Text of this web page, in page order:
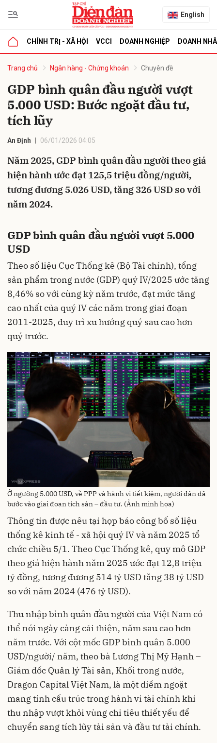
English
CHÍNH TRỊ - XÃ HỘI VCCI DOANH NGHIỆP DOANH
Trang chủ Ngân hàng - Chứng khoán Chuyên đề
GDP bình quân đầu người vượt
5.000 USD: Bước ngoặt đầu tư,
tích lũy
An Định 06/01/2026 04:05
Năm 2025, GDP bình quân đầu người theo giá
hiện hành ước đạt 125,5 triệu đồng/người,
tương đương 5.026 USD, tăng 326 USD so với
năm 2024.
GDP bình quân đầu người vượt 5.000
USD
Theo số liệu Cục Thống kê (Bộ Tài chính), tổng
sản phẩm trong nước (GDP) quý IV/2025 ước tăng
8,46% so với cùng kỳ năm trước, đạt mức tăng
cao nhất của quý IV các năm trong giai đoạn
2011-2025, duy trì xu hướng quý sau cao hơn
quý trước.
Ở ngưỡng 5.000 USD, về PPP và hành vi tiết kiệm, người dân đã
bước vào giai đoạn tích sản – đầu tư. (Ảnh minh họa)
Thông tin được nêu tại họp báo công bố số liệu
thống kê kinh tế - xã hội quý IV và năm 2025 tổ
chức chiều 5/1. Theo Cục Thống kê, quy mô GDP
theo giá hiện hành năm 2025 ước đạt 12,8 triệu
tỷ đồng, tương đương 514 tỷ USD tăng 38 tỷ USD
so với năm 2024 (476 tỷ USD).
Thu nhập bình quân đầu người của Việt Nam có
thể nói ngày càng cải thiện, năm sau cao hơn
năm trước. Với cột mốc GDP bình quân 5.000
USD/người/ năm, theo bà Lương Thị Mỹ Hạnh –
Giám đốc Quản lý Tài sản, Khối trong nước,
Dragon Capital Việt Nam, là một điểm ngoặt
mang tính cấu trúc trong hành vi tài chính khi
thu nhập vượt khỏi vùng chi tiêu thiết yếu để
chuyển sang tích lũy tài sản và đầu tư tài chính.
luận
Hủy